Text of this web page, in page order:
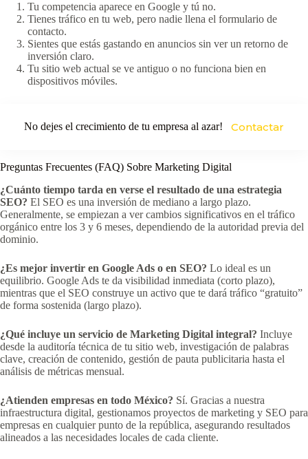
Tu competencia aparece en Google y tú no.
Tienes tráfico en tu web, pero nadie llena el formulario de
contacto.
Sientes que estás gastando en anuncios sin ver un retorno de
inversión claro.
Tu sitio web actual se ve antiguo o no funciona bien en
dispositivos móviles.
No dejes el crecimiento de tu empresa al azar! Contactar
Preguntas Frecuentes (FAQ) Sobre Marketing Digital
¿Cuánto tiempo tarda en verse el resultado de una estrategia
SEO? El SEO es una inversión de mediano a largo plazo.
Generalmente, se empiezan a ver cambios significativos en el tráfico
orgánico entre los 3 y 6 meses, dependiendo de la autoridad previa del
dominio.
¿Es mejor invertir en Google Ads o en SEO? Lo ideal es un
equilibrio. Google Ads te da visibilidad inmediata (corto plazo),
mientras que el SEO construye un activo que te dará tráfico “gratuito”
de forma sostenida (largo plazo).
¿Qué incluye un servicio de Marketing Digital integral? Incluye
desde la auditoría técnica de tu sitio web, investigación de palabras
clave, creación de contenido, gestión de pauta publicitaria hasta el
análisis de métricas mensual.
¿Atienden empresas en todo México? Sí. Gracias a nuestra
infraestructura digital, gestionamos proyectos de marketing y SEO para
empresas en cualquier punto de la república, asegurando resultados
alineados a las necesidades locales de cada cliente.